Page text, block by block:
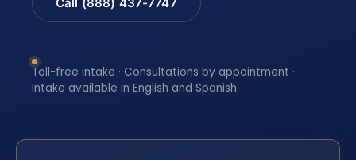
Toll-free intake · Consultations by appointment ·
Intake available in English and Spanish